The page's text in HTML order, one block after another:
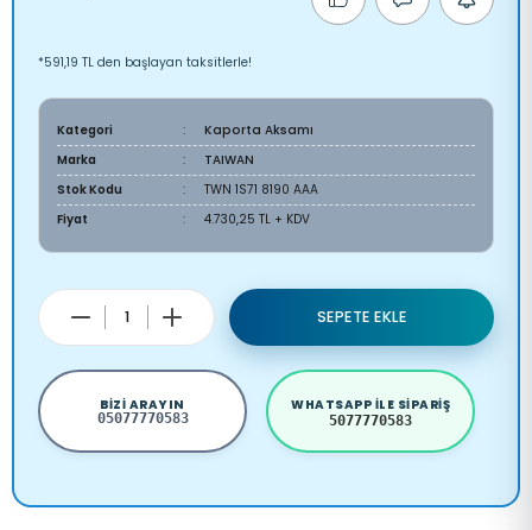
*591,19 TL den başlayan taksitlerle!
Kategori
Kaporta Aksamı
Marka
TAIWAN
Stok Kodu
TWN 1S71 8190 AAA
Fiyat
4.730,25 TL + KDV
SEPETE EKLE
BIZI ARAYIN
05077770583
WHATSAPP ILE SIPARIŞ
5077770583